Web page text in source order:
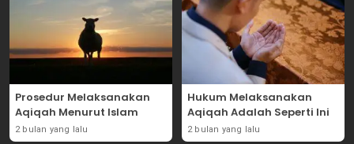
Prosedur Melaksanakan
Aqiqah Menurut Islam
2 bulan yang lalu
Hukum Melaksanakan
Aqiqah Adalah Seperti Ini
2 bulan yang lalu